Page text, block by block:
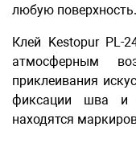
любую поверхность.
Клей Kestopur PL-
атмосферным
приклеивания
фиксации шва и
находятся